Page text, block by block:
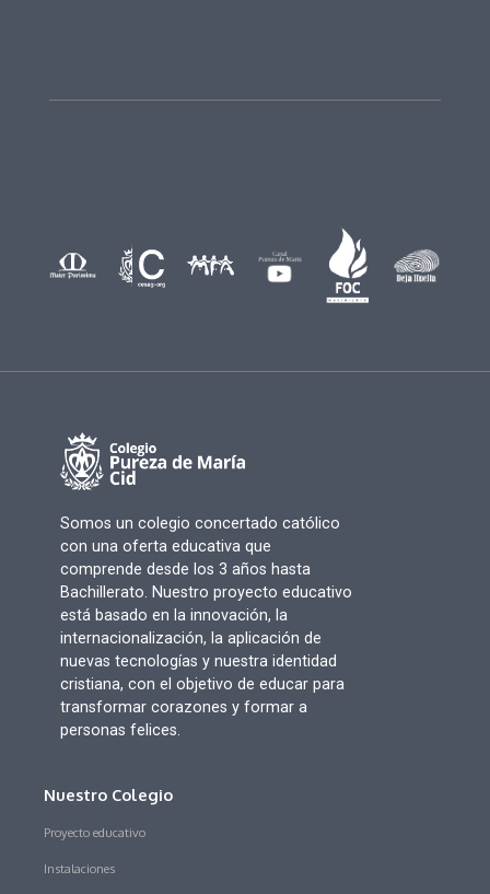
Somos un colegio concertado católico
con una oferta educativa que
comprende desde los 3 años hasta
Bachillerato. Nuestro proyecto educativo
está basado en la innovación, la
internacionalización, la aplicación de
nuevas tecnologías y nuestra identidad
cristiana, con el objetivo de educar para
transformar corazones y formar a
personas felices.
Nuestro Colegio
Proyecto educativo
Instalaciones